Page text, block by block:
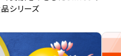
シリーズ